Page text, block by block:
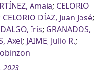
Amaia; CELORIO
CELORIO DÍAZ, Juan José;
Iris; GRANADOS,
Axel; JAIME, Julio R.;
2023